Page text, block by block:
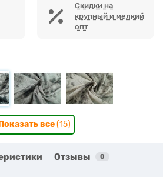
Скидки на
крупный и мелкий
опт
Показать все(15)
Отзывы 0